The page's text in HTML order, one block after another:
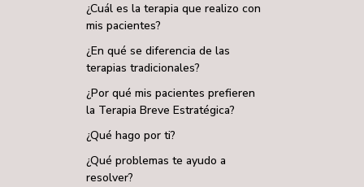
¿Cuál es la terapia que realizo con
mis pacientes?
¿En qué se diferencia de las
terapias tradicionales?
¿Por qué mis pacientes prefieren
la Terapia Breve Estratégica?
¿Qué hago por ti?
¿Qué problemas te ayudo a
resolver?